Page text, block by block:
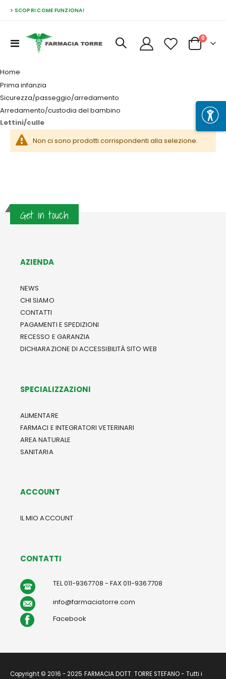
> SCOPRI COME FUNZIONA!
Toggle
Cart
0
Home
Prima infanzia
Sicurezza/passeggio/arredamento
Arredamento/custodia del bambino
Lettini/culle
Non ci sono prodotti corrispondenti alla selezione.
Get in touch
AZIENDA
NEWS
CHI SIAMO
CONTATTI
PAGAMENTI E SPEDIZIONI
RECESSO E GARANZIA
DICHIARAZIONE DI ACCESSIBILITÀ SITO WEB
SPECIALIZZAZIONI
ALIMENTARE
FARMACI E INTEGRATORI VETERINARI
AREA NATURALE
SANITARIA
ACCOUNT
IL MIO ACCOUNT
CONTATTI
TEL 011-9367708 - FAX 011-9367708
info@farmaciatorre.com
Facebook
Copyright © 2016 - 2025 FARMACIA DOTT. TORRE STEFANO - Tutti i